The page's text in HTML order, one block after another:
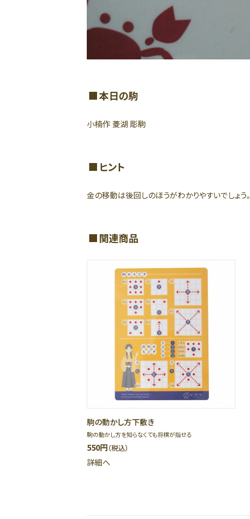
本日の駒
小楠作 菱湖 彫駒
ヒント
金の移動は後回しのほうがわかりやすいでしょう。
関連商品
駒の動かし方下敷き
駒の動かし方を知らなくても将棋が指せる
550円（税込）
詳細へ